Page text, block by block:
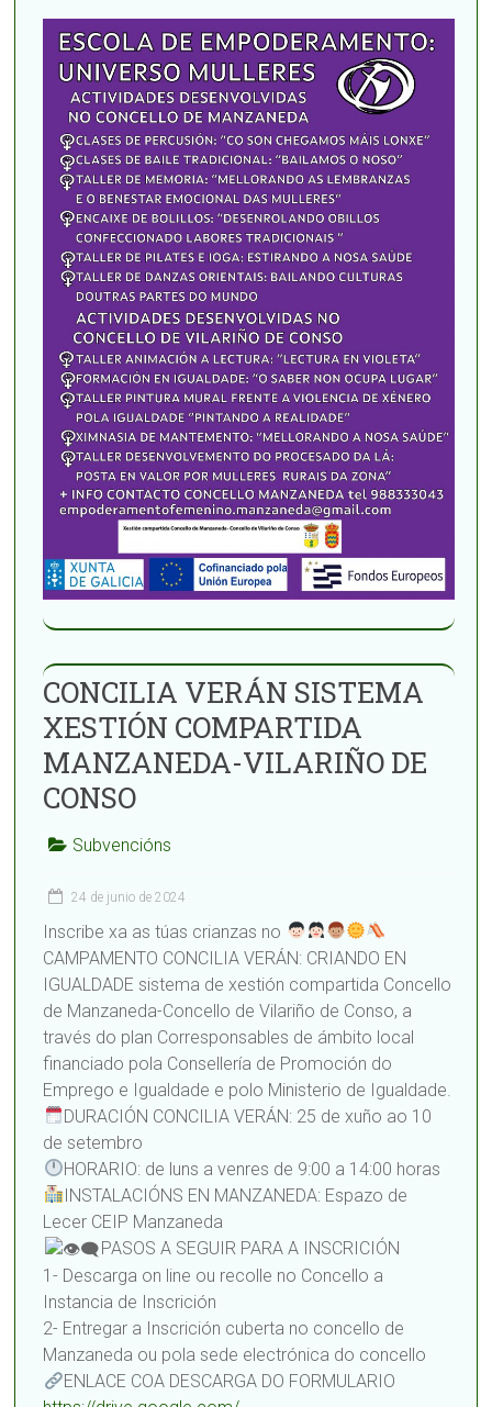
CONCILIA VERÁN SISTEMA
XESTIÓN COMPARTIDA
MANZANEDA-VILARIÑO DE
CONSO
Subvencións
24 de junio de 2024
Inscribe xa as túas crianzas no
CAMPAMENTO CONCILIA VERÁN: CRIANDO EN
IGUALDADE sistema de xestión compartida Concello
de Manzaneda-Concello de Vilariño de Conso, a
través do plan Corresponsables de ámbito local
financiado pola Consellería de Promoción do
Emprego e Igualdade e polo Ministerio de Igualdade.
DURACIÓN CONCILIA VERÁN: 25 de xuño ao 10
de setembro
HORARIO: de luns a venres de 9:00 a 14:00 horas
INSTALACIÓNS EN MANZANEDA: Espazo de
Lecer CEIP Manzaneda
PASOS A SEGUIR PARA A INSCRICIÓN
1- Descarga on line ou recolle no Concello a
Instancia de Inscrición
2- Entregar a Inscrición cuberta no concello de
Manzaneda ou pola sede electrónica do concello
ENLACE COA DESCARGA DO FORMULARIO